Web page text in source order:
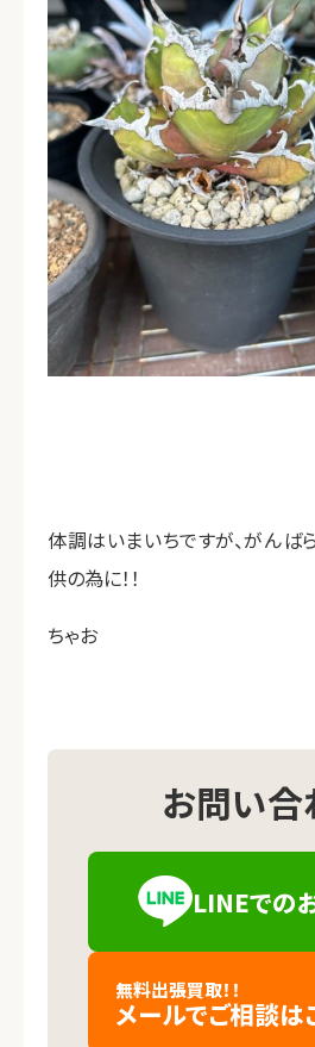
体調はいまいちですが、がんば
供の為に！！
ちゃお
お問い合
LINEでの
（新
無料出張買取！！
メールでご相談は